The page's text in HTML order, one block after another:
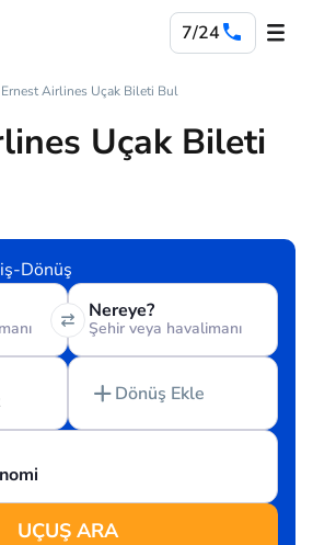
7/24
Ernest Airlines Uçak Bileti Bul
Uçak Bileti
Dönüş
Nereye?
Şehir veya havalimanı
Dönüş Ekle
UÇUŞ ARA